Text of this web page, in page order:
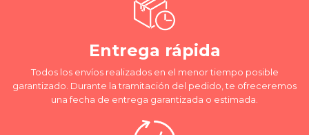
Entrega rápida
Todos los envíos realizados en el menor tiempo posible
garantizado. Durante la tramitación del pedido, te ofreceremos
una fecha de entrega garantizada o estimada.